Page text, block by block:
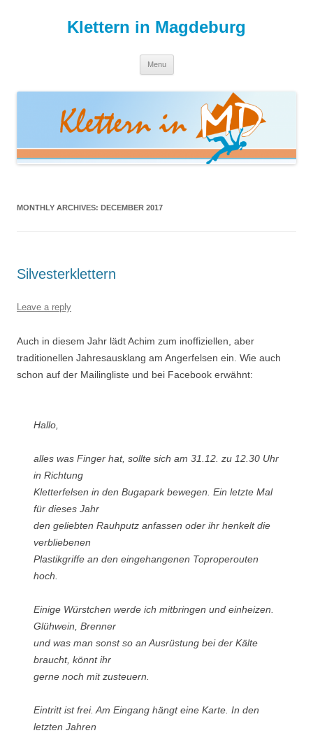
Klettern in Magdeburg
Menu
MONTHLY ARCHIVES: DECEMBER 2017
Silvesterklettern
Leave a reply
Auch in diesem Jahr lädt Achim zum inoffiziellen, aber
traditionellen Jahresausklang am Angerfelsen ein. Wie auch
schon auf der Mailingliste und bei Facebook erwähnt:
Hallo,
alles was Finger hat, sollte sich am 31.12. zu 12.30 Uhr
in Richtung
Kletterfelsen in den Bugapark bewegen. Ein letzte Mal
für dieses Jahr
den geliebten Rauhputz anfassen oder ihr henkelt die
verbliebenen
Plastikgriffe an den eingehangenen Toproperouten
hoch.
Einige Würstchen werde ich mitbringen und einheizen.
Glühwein, Brenner
und was man sonst so an Ausrüstung bei der Kälte
braucht, könnt ihr
gerne noch mit zusteuern.
Eintritt ist frei. Am Eingang hängt eine Karte. In den
letzten Jahren